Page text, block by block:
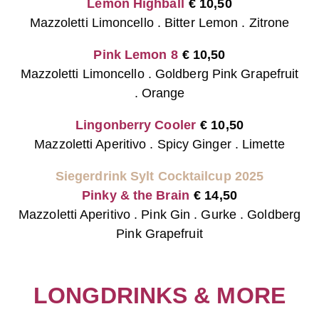
Lemon Highball € 10,50
Mazzoletti Limoncello . Bitter Lemon . Zitrone
Pink Lemon 8 € 10,50
Mazzoletti Limoncello . Goldberg Pink Grapefruit
. Orange
Lingonberry Cooler € 10,50
Mazzoletti Aperitivo . Spicy Ginger . Limette
Siegerdrink Sylt Cocktailcup 2025
Pinky & the Brain € 14,50
Mazzoletti Aperitivo . Pink Gin . Gurke . Goldberg
Pink Grapefruit
LONGDRINKS & MORE